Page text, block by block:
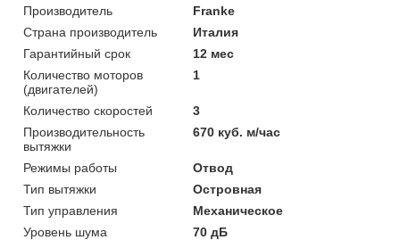
Производитель
Franke
Страна производитель
Италия
Гарантийный срок
12 мес
Количество моторов
(двигателей)
1
Количество скоростей
3
Производительность
вытяжки
670 куб. м/час
Режимы работы
Отвод
Тип вытяжки
Островная
Тип управления
Механическое
Уровень шума
70 дБ